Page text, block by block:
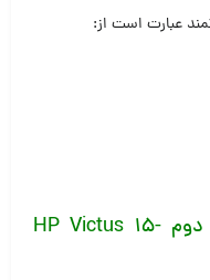
عبارت است از:
قیمت و خرید لپ تاپ دست دوم HP Victus 15-